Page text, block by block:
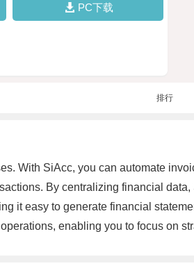
PC下载
排行
With SiAcc, you can automate
By centralizing financial
it easy to generate financial
enabling you to focus on